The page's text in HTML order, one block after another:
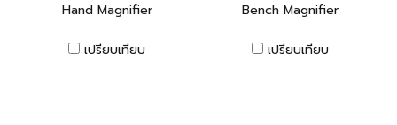
Hand Magnifier
เปรียบเทียบ
Bench Magnifier
เปรียบเทียบ